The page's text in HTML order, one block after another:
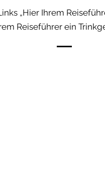
„Hier Ihrem
Reiseführer ein